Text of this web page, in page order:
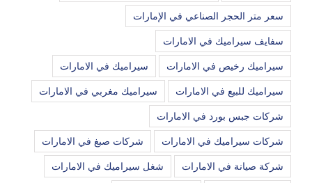
سعر متر الحجر الصناعي في الإمارات
سفايف سيراميك في الامارات
سيراميك رخيص في الامارات سيراميك في الامارات
سيراميك للبيع في الامارات سيراميك مغربي في الامارات
شركات جبس بورد في الامارات
شركات سيراميك في الامارات شركات صبغ في الامارات
شركة صيانة في الامارات شغل سيراميك في الامارات